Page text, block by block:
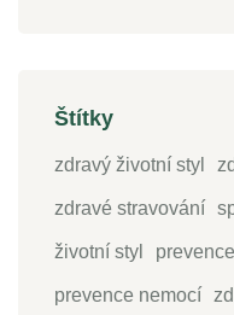
Štítky
zdravý životní styl
zdravé stravování
životní styl prevence
prevence nemocí